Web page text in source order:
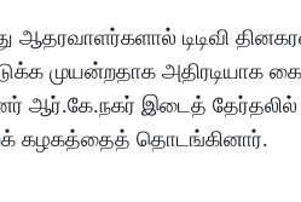
ஆதரவாளர்களால் டிடிவி
அதிரடியாக
ஆர்.கே.நகர் இடைத் தேர்தலில்
கழகத்தைத் தொடங்கினார்.